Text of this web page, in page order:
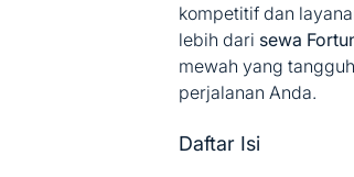
kompetitif dan
lebih dari sewa
mewah yang
perjalanan Anda.
Daftar Isi